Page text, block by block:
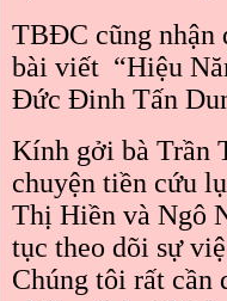
TBĐC cũng nhận
bài viết “Hiệu
Đức Đinh Tấn
Kính gởi bà Trần
chuyện tiền cứu
Thị Hiền và Ngô
tục theo dõi sự
Chúng tôi rất cần